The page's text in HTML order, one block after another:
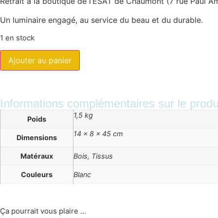
Un luminaire engagé, au service du beau et du durable.
1 en stock
Ajouter au panier
Informations complémentaires sur le
Poids 1,5 kg
Dimensions 14 × 8 × 45 cm
Matéraux Bois, Tissus
Couleurs Blanc
Ça pourrait vous plaire ...